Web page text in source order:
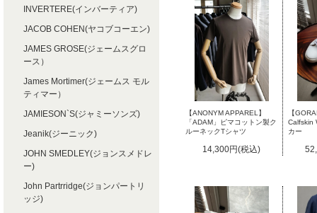
【ANONYM APPAREL】
「ADAM」ピマコットン製ク
ルーネックTシャツ
14,300円(税込)
【
Calfskin
カー
INVERTERE(インバーティア)
JACOB COHEN(ヤコブコーエン)
JAMES GROSE(ジェームスグロ
ース）
James Mortimer(ジェームス モル
ティマー）
JAMIESON`S(ジャミーソンズ)
Jeanik(ジーニック)
JOHN SMEDLEY(ジョンスメドレ
ー)
John Partrridge(ジョンパートリ
ッジ)